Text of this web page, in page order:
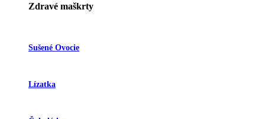
Zdravé maškrty
Sušené Ovocie
Lízatka